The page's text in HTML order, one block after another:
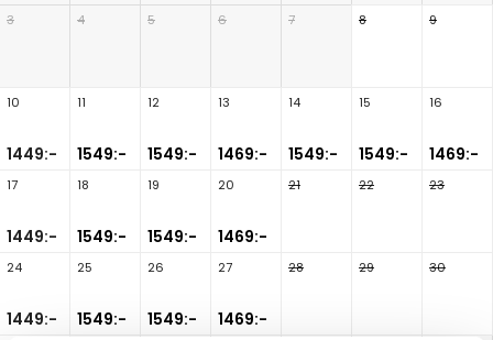
3 4 5 6 7 8 9
10
1449:-
11
1549:-
12
1549:-
13
1469:-
14
1549:-
15
1549:-
16
1469:-
17
1449:-
18
1549:-
19
1549:-
20
1469:-
21 22 23
24
1449:-
25
1549:-
26
1549:-
27
1469:-
28 29 30